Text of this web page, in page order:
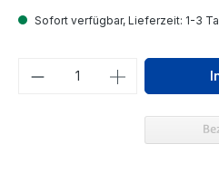
Sofort verfügbar, Lieferzeit: 1-3
Produkt Anzahl: